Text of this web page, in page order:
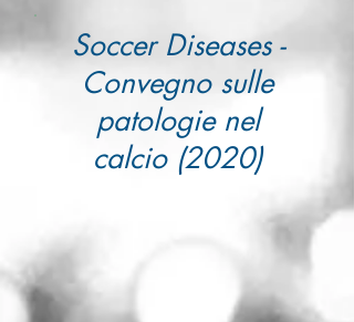
Soccer Diseases -
Convegno sulle
patologie nel
calcio (2020)
Il CdA con Marcello Lippi